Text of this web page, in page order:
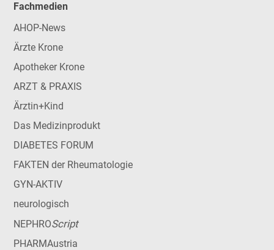
Fachmedien
AHOP-News
Ärzte Krone
Apotheker Krone
ARZT & PRAXIS
Ärztin+Kind
Das Medizinprodukt
DIABETES FORUM
FAKTEN der Rheumatologie
GYN-AKTIV
neurologisch
NEPHROScript
PHARMAustria